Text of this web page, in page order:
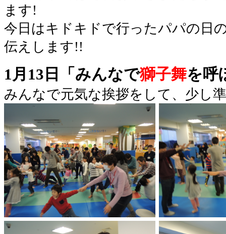
ます!
今日はキドキドで行ったパパの日
伝えします!!
1月13日「みんなで獅子舞を呼
みんなで元気な挨拶をして、少し